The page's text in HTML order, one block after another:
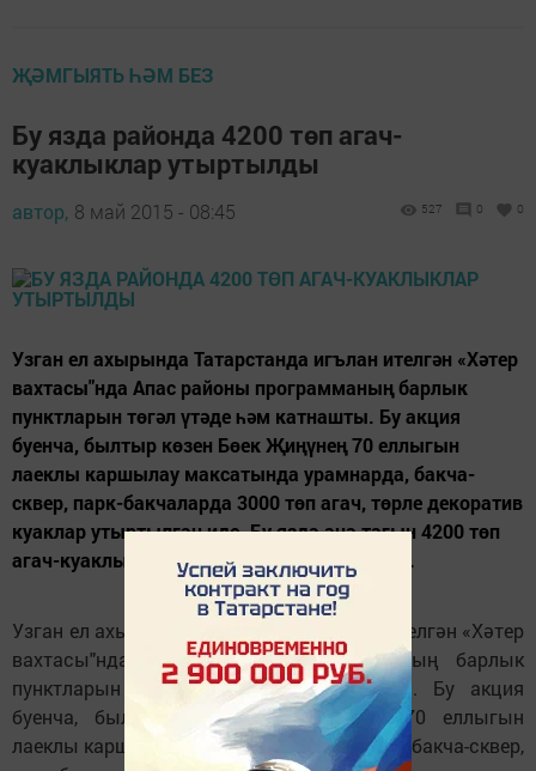
ҖӘМГЫЯТЬ ҺӘМ БЕЗ
Бу язда районда 4200 төп агач-
куаклыклар утыртылды
автор, 8 май 2015 - 08:45 527 0 0
Узган ел ахырында Татарстанда игълан ителгән «Хәтер
вахтасы"нда Апас районы программаның барлык
пунктларын төгәл үтәде һәм катнашты. Бу акция
буенча, былтыр көзен Бөек Җиңүнең 70 еллыгын
лаеклы каршылау максатында урамнарда, бакча-
сквер, парк-бакчаларда 3000 төп агач, төрле декоратив
куаклар утыртылган иде. Бу язда аңа тагын 4200 төп
агач-куаклыклар өстәлде. Моңардан тыш...
Узган ел ахырында Татарстанда игълан ителгән «Хәтер
вахтасы"нда Апас районы программаның барлык
пунктларын төгәл үтәде һәм катнашты. Бу акция
буенча, былтыр көзен Бөек Җиңүнең 70 еллыгын
лаеклы каршылау максатында урамнарда, бакча-сквер,